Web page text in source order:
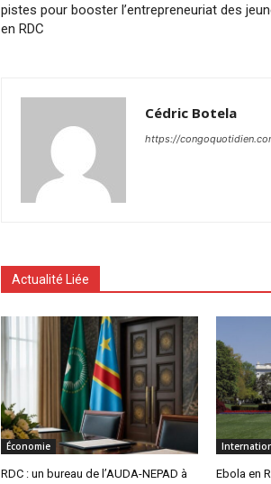
pistes pour booster l’entrepreneuriat des
en RDC
Cédric Botela
https://
Actualité Liée
Économie
RDC : un bureau de l’AUDA-NEPAD à
Ebola en